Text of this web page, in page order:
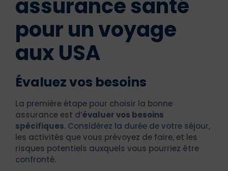
assurance santé
pour un voyage
aux USA
Évaluez vos besoins
La première étape pour choisir la bonne
assurance est d’évaluer vos besoins
spécifiques. Considérez la durée de votre séjour,
les activités que vous prévoyez de faire, et les
risques potentiels auxquels vous pourriez être
confronté.